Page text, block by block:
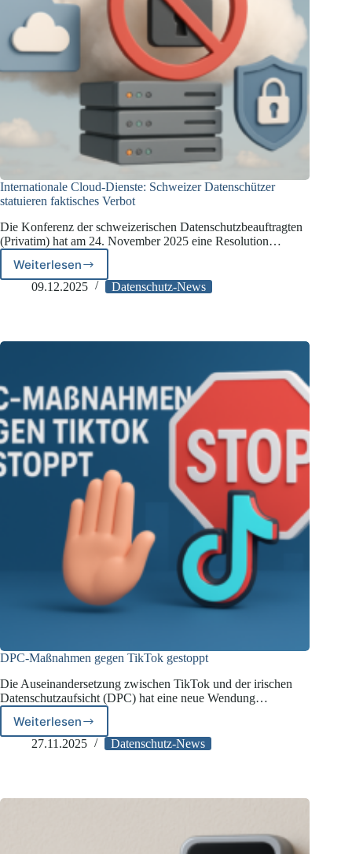
Internationale Cloud-Dienste: Schweizer Datenschützer
statuieren faktisches Verbot
Die Konferenz der schweizerischen Datenschutzbeauftragten
(Privatim) hat am 24. November 2025 eine Resolution…
WeiterlesenInternationale
Cloud-
statuieren
09.12.2025 Datenschutz-News
DPC-Maßnahmen gegen TikTok gestoppt
Die Auseinandersetzung zwischen TikTok und der irischen
Datenschutzaufsicht (DPC) hat eine neue Wendung…
Weiterlesen
DPC-
Maßnahmen
27.11.2025 Datenschutz-News